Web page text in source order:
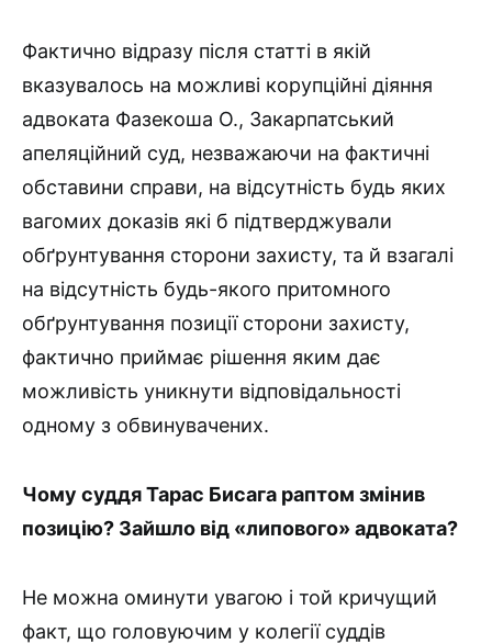
Фактично відразу після статті в якій
вказувалось на можливі корупційні діяння
адвоката Фазекоша О., Закарпатський
апеляційний суд, незважаючи на фактичні
обставини справи, на відсутність будь яких
вагомих доказів які б підтверджували
обґрунтування сторони захисту, та й взагалі
на відсутність будь-якого притомного
обґрунтування позиції сторони захисту,
фактично приймає рішення яким дає
можливість уникнути відповідальності
одному з обвинувачених.
Чому суддя Тарас Бисага раптом змінив
позицію? Зайшло від «липового» адвоката?
Не можна оминути увагою і той кричущий
факт, що головуючим у колегії суддів